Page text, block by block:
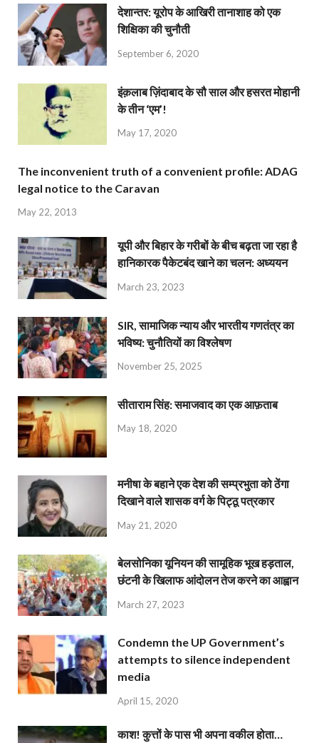
देशान्‍तर: यूरोप के आखिरी तानाशाह को एक
शिक्षिका की चुनौती
September 6, 2020
इंक़लाब ज़िंदाबाद के सौ साल और हसरत मोहानी
के तीन ‘एम’!
May 17, 2020
The inconvenient truth of a convenient profile: ADAG
legal notice to the Caravan
May 22, 2013
यूपी और बिहार के गरीबों के बीच बढ़ता जा रहा है
हानिकारक पैकेटबंद खाने का चलन: अध्ययन
March 23, 2023
SIR, सामाजिक न्याय और भारतीय गणतंत्र का
भविष्य: चुनौतियों का विश्लेषण
November 25, 2025
सीताराम सिंह: समाजवाद का एक आफ़ताब
May 18, 2020
मनीषा के बहाने एक देश की सम्प्रभुता को ठेंगा
दिखाने वाले शासक वर्ग के पिट्ठू पत्रकार
May 21, 2020
बेलसोनिका यूनियन की सामूहिक भूख हड़ताल,
छंटनी के खिलाफ आंदोलन तेज करने का आह्वान
March 27, 2023
Condemn the UP Government’s
attempts to silence independent
media
April 15, 2020
काश! कुत्तों के पास भी अपना वकील होता…